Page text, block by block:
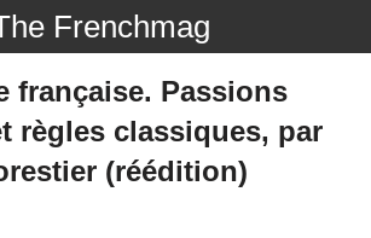
Frenchmag
française. Passions
règles classiques, par
(réédition)